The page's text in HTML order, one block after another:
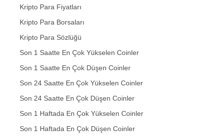
Kripto Para Fiyatları
Kripto Para Borsaları
Kripto Para Sözlüğü
Son 1 Saatte En Çok Yükselen Coinler
Son 1 Saatte En Çok Düşen Coinler
Son 24 Saatte En Çok Yükselen Coinler
Son 24 Saatte En Çok Düşen Coinler
Son 1 Haftada En Çok Yükselen Coinler
Son 1 Haftada En Çok Düşen Coinler